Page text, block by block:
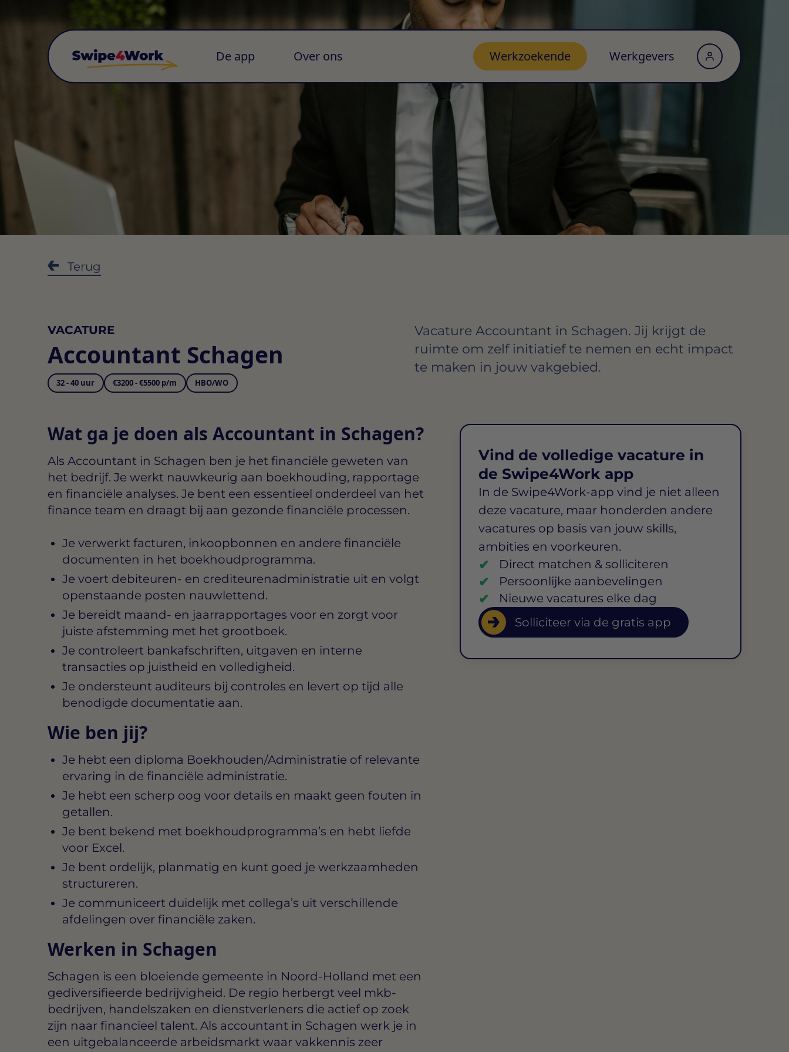
De app Over ons Werkzoekende Werkgevers
Terug
VACATURE
Accountant Schagen
32 - 40 uur €3200 - €5500 p/m HBO/WO
Vacature Accountant in Schagen. Jij krijgt de
ruimte om zelf initiatief te nemen en echt impact
te maken in jouw vakgebied.
Wat ga je doen als Accountant in Schagen?
Als Accountant in Schagen ben je het financiële geweten van
het bedrijf. Je werkt nauwkeurig aan boekhouding, rapportage
en financiële analyses. Je bent een essentieel onderdeel van het
finance team en draagt bij aan gezonde financiële processen.
Je verwerkt facturen, inkoopbonnen en andere financiële
documenten in het boekhoudprogramma.
Je voert debiteuren- en crediteurenadministratie uit en volgt
openstaande posten nauwlettend.
Je bereidt maand- en jaarrapportages voor en zorgt voor
juiste afstemming met het grootboek.
Je controleert bankafschriften, uitgaven en interne
transacties op juistheid en volledigheid.
Je ondersteunt auditeurs bij controles en levert op tijd alle
benodigde documentatie aan.
Wie ben jij?
Je hebt een diploma Boekhouden/Administratie of relevante
ervaring in de financiële administratie.
Je hebt een scherp oog voor details en maakt geen fouten in
getallen.
Je bent bekend met boekhoudprogramma’s en hebt liefde
voor Excel.
Je bent ordelijk, planmatig en kunt goed je werkzaamheden
structureren.
Je communiceert duidelijk met collega’s uit verschillende
afdelingen over financiële zaken.
Werken in Schagen
Schagen is een bloeiende gemeente in Noord-Holland met een
gediversifieerde bedrijvigheid. De regio herbergt veel mkb-
bedrijven, handelszaken en dienstverleners die actief op zoek
zijn naar financieel talent. Als accountant in Schagen werk je in
een uitgebalanceerde arbeidsmarkt waar vakkennis zeer
Vind de volledige vacature in
de Swipe4Work app
In de Swipe4Work-app vind je niet alleen
deze vacature, maar honderden andere
vacatures op basis van jouw skills,
ambities en voorkeuren.
Direct matchen & solliciteren
Persoonlijke aanbevelingen
Nieuwe vacatures elke dag
Solliciteer via de gratis app